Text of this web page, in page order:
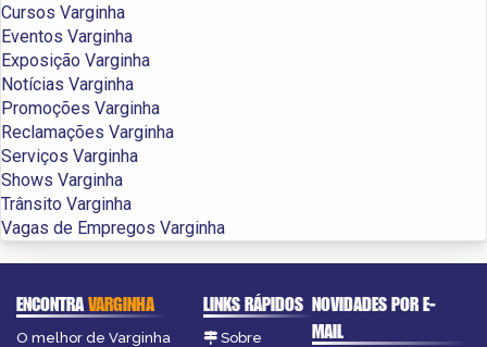
Cursos Varginha
Eventos Varginha
Exposição Varginha
Notícias Varginha
Promoções Varginha
Reclamações Varginha
Serviços Varginha
Shows Varginha
Trânsito Varginha
Vagas de Empregos Varginha
ENCONTRAVARGINHA
O melhor de Varginha
LINKS RÁPIDOS
Sobre
NOVIDADES POR E-
MAIL